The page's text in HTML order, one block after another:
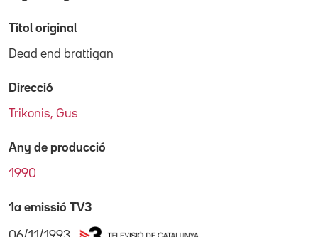
Títol original
Dead end brattigan
Direcció
Trikonis, Gus
Any de producció
1990
1a emissió TV3